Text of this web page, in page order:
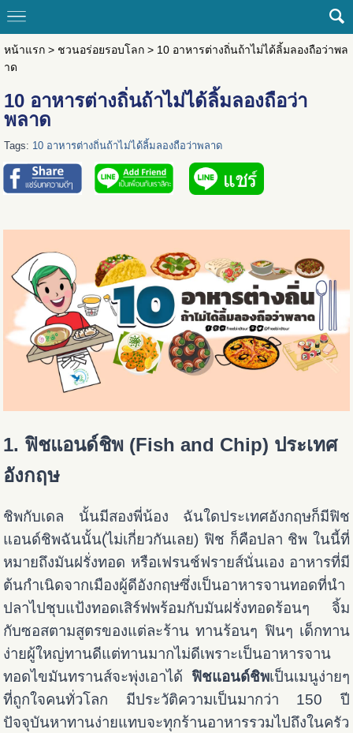
หน้าแรก> ชวนอร่อยรอบโลก> 10 อาหารต่างถิ่นถ้าไม่ได้ลิ้มลองถือว่าพล
าด
10 อาหารต่างถิ่นถ้าไม่ได้ลิ้มลองถือว่า
พลาด
Tags: 10 อาหารต่างถิ่นถ้าไม่ได้ลิ้มลองถือว่าพลาด
1. ฟิชแอนด์ชิพ (Fish and Chip) ประเทศ
อังกฤษ
ชิพกับเดล นั้นมีสองพี่น้อง ฉันใดประเทศอังกฤษก็มีฟิช
แอนด์ชิพฉันนั้น(ไม่เกี่ยวกันเลย) ฟิช ก็คือปลา ชิพ ในนี้ที่
หมายถึงมันฝรั่งทอด หรือเฟรนช์ฟรายส์นั่นเอง อาหารที่มี
ต้นกำเนิดจากเมืองผู้ดีอังกฤษซึ่งเป็นอาหารจานทอดที่นำ
ปลาไปชุบแป้งทอดเสิร์ฟพร้อมกับมันฝรั่งทอดร้อนๆ จิ้ม
กับซอสตามสูตรของแต่ละร้าน ทานร้อนๆ ฟินๆ เด็กทาน
ง่ายผู้ใหญ่ทานดีแต่ทานมากไม่ดีเพราะเป็นอาหารจาน
ทอดไขมันทรานส์จะพุ่งเอาได้ ฟิชแอนด์ชิพเป็นเมนูง่ายๆ
ที่ถูกใจคนทั่วโลก มีประวัติความเป็นมากว่า 150 ปี
ปัจจุบันหาทานง่ายแทบจะทุกร้านอาหารรวมไปถึงในครัว